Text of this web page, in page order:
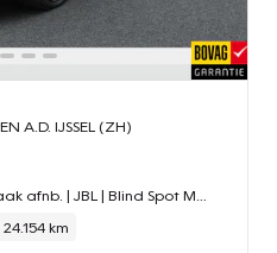
A.D. IJSSEL (ZH)
24.154 km